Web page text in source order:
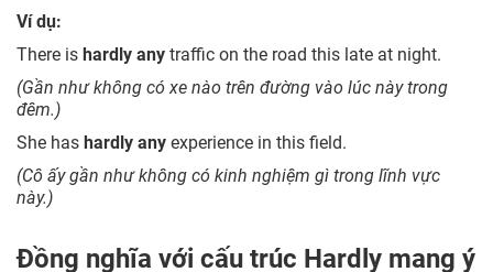
Ví dụ:
There is hardly any traffic on the road this late at night.
(Gần như không có xe nào trên đường vào lúc này trong
đêm.)
She has hardly any experience in this field.
(Cô ấy gần như không có kinh nghiệm gì trong lĩnh vực
này.)
Đồng nghĩa với cấu trúc Hardly mang ý